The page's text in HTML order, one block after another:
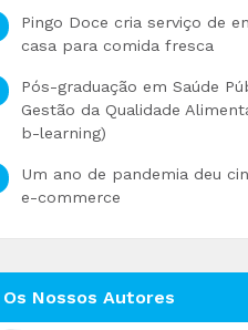
Pingo Doce cria serviço de
casa para comida fresca
Pós-graduação em Saúde
Gestão da Qualidade
b-learning)
Um ano de pandemia deu
e-commerce
Os Nossos Autores